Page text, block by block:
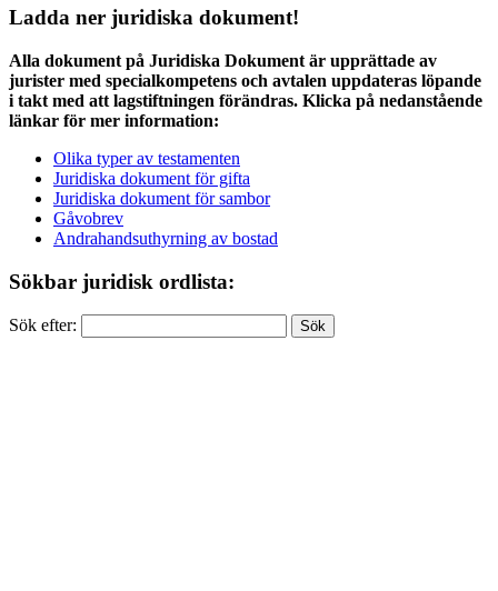
Ladda ner juridiska dokument!
Alla dokument på Juridiska Dokument är upprättade av
jurister med specialkompetens och avtalen uppdateras löpande
i takt med att lagstiftningen förändras. Klicka på nedanstående
länkar för mer information:
Olika typer av testamenten
Juridiska dokument för gifta
Juridiska dokument för sambor
Gåvobrev
Andrahandsuthyrning av bostad
Sökbar juridisk ordlista:
Sök efter: